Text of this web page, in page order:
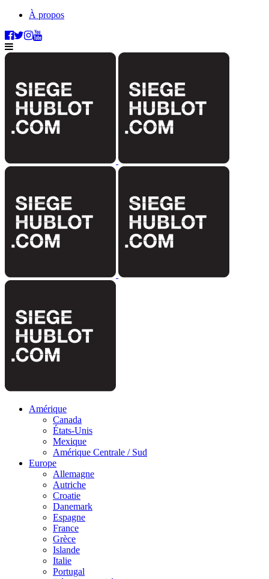
À propos
Amérique
Canada
États-Unis
Mexique
Amérique Centrale / Sud
Europe
Allemagne
Autriche
Croatie
Danemark
Espagne
France
Grèce
Islande
Italie
Portugal